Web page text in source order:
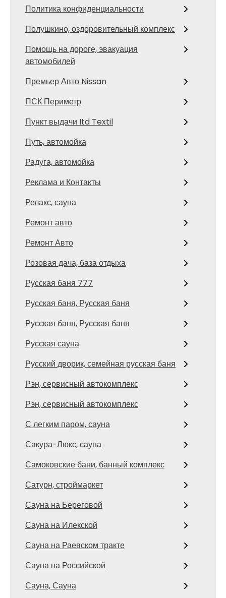
Политика конфиденциальности
Полушкино, оздоровительный комплекс
Помощь на дороге, эвакуация
автомобилей
Премьер Авто Nissan
ПСК Периметр
Пункт выдачи Itd Textil
Путь, автомойка
Радуга, автомойка
Реклама и Контакты
Релакс, сауна
Ремонт авто
Ремонт Авто
Розовая дача, база отдыха
Русская баня 777
Русская баня, Русская баня
Русская баня, Русская баня
Русская сауна
Русский дворик, семейная русская баня
Рэн, сервисный автокомплекс
Рэн, сервисный автокомплекс
С легким паром, сауна
Сакура-Люкс, сауна
Самоковские бани, банный комплекс
Сатурн, строймаркет
Сауна на Береговой
Сауна на Илекской
Сауна на Раевском тракте
Сауна на Российской
Сауна, Сауна